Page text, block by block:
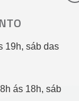
19h, sáb das
ás 18h, sáb